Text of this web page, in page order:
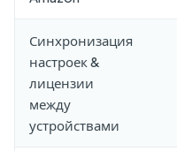
Синхронизация
настроек &
лицензии
между
устройствами